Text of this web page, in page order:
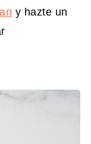
y hazte un